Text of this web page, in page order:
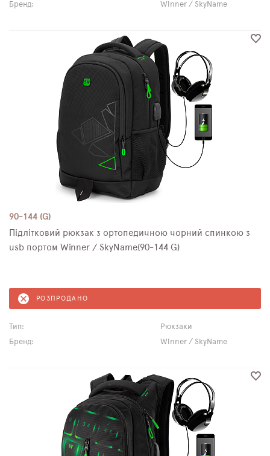
Бренд:
Winner / SkyName
90-144 (G)
Підлітковий рюкзак з ортопедичною чорний спинкою з
usb портом Winner / SkyName(90-144 G)
РОЗПРОДАНО
Тип:
Рюкзаки
Бренд:
Winner / SkyName